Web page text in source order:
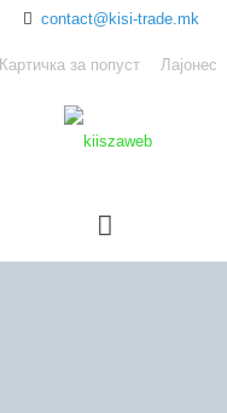
contact@kisi-trade.mk
Картичка за попуст Лајонес